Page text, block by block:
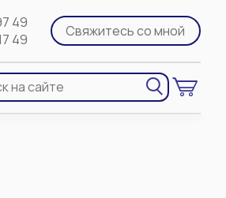
49
49
Свяжитесь со мной